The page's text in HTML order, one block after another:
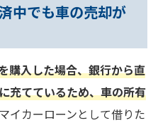
中でも車の売却が
購入した場合、銀行から直
充てているため、車の所有
イカーローンとして借りた